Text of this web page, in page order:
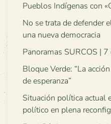
Pueblos Indígenas con
No se trata de defender
una nueva democracia
Panoramas SURCOS |
Bloque Verde: “La
de esperanza”
Situación política actual
político en plena